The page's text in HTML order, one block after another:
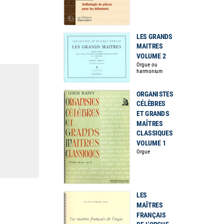
LES GRANDS
MAITRES
VOLUME 2
Orgue ou
harmonium
ORGANISTES
CÉLÈBRES
ET GRANDS
MAÎTRES
CLASSIQUES
VOLUME 1
Orgue
LES
MAÎTRES
FRANÇAIS